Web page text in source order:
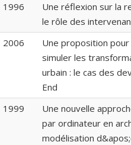
1996
Une réflexion sur la
le rôle des
2006
Une proposition
simuler les
urbain : le cas des
End
1999
Une nouvelle
par ordinateur en
modélisation